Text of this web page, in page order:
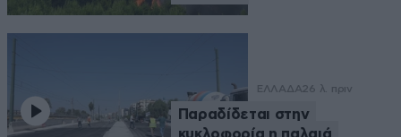
ΕΛΛΑΔΑ26 λ. πριν
Παραδίδεται στην